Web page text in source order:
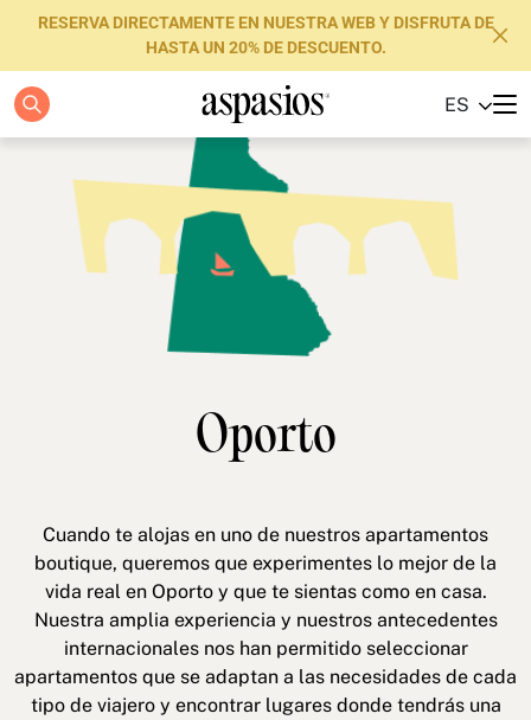
RESERVA DIRECTAMENTE EN NUESTRA WEB Y DISFRUTA DE
HASTA UN 20% DE DESCUENTO.
ES
Apartamentos
Boutique Hotels
Luxury Brand
Sobre nosotros
Blog
FAQs
Oporto
Cuando te alojas en uno de nuestros apartamentos
boutique, queremos que experimentes lo mejor de la
vida real en Oporto y que te sientas como en casa.
Nuestra amplia experiencia y nuestros antecedentes
internacionales nos han permitido seleccionar
apartamentos que se adaptan a las necesidades de cada
tipo de viajero y encontrar lugares donde tendrás una